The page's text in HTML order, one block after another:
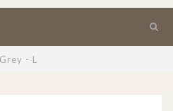
- L